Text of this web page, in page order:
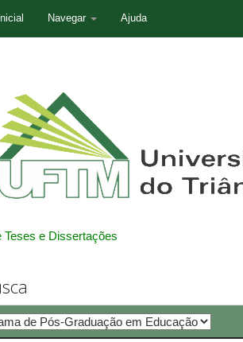
Navegar Ajuda
Teses e Dissertações